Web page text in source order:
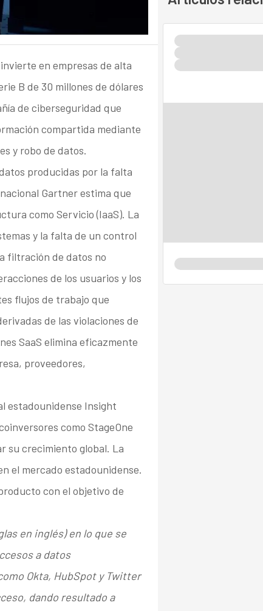
en empresas de alta
B de 30 millones de dólares
de ciberseguridad que
compartida mediante
y robo de datos.
producidas por la falta
Gartner estima que
como Servicio (IaaS). La
y la falta de un control
filtración de datos no
de los usuarios y los
flujos de trabajo que
de las violaciones de
SaaS elimina eficazmente
proveedores,
estadounidense Insight
como StageOne
su crecimiento global. La
el mercado estadounidense.
con el objetivo de
en inglés) en lo que se
a datos
Okta, HubSpot y Twitter
dando resultado a